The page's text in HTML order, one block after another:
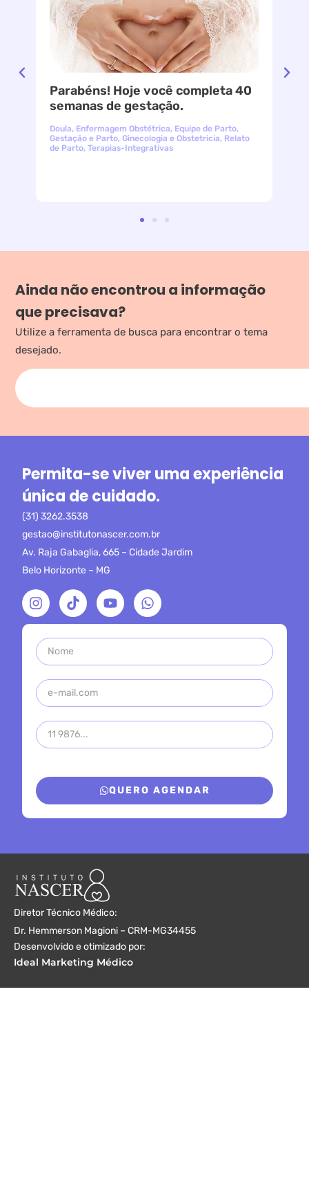
Parabéns! Hoje você completa 40
semanas de gestação.
Doula, Enfermagem Obstétrica, Equipe de Parto,
Gestação e Parto,Ginecologia e Obstetricia, Relato
de Parto,Terapias-Integrativas
Ainda não encontrou a informação
que precisava?
Utilize a ferramenta de busca para encontrar o tema
desejado.
Permita-se viver uma experiência
única de cuidado.
(31) 3262.3538
gestao@institutonascer.com.br
Av. Raja Gabaglia, 665 – Cidade Jardim
Belo Horizonte – MG
QUERO AGENDAR
Diretor Técnico Médico:
Dr. Hemmerson Magioni – CRM-MG34455
Desenvolvido e otimizado por:
Ideal Marketing Médico